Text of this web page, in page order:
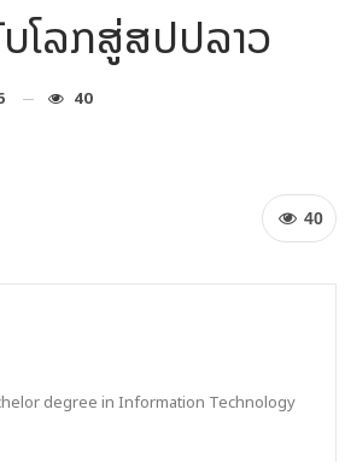
ໂລກສູ່ສປປລາວ
40
40
degree in Information Technology